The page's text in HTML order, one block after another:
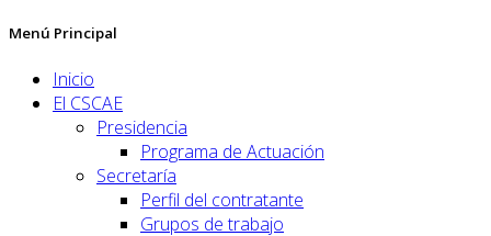
Menú Principal
Inicio
El CSCAE
Presidencia
Programa de Actuación
Secretaría
Perfil del contratante
Grupos de trabajo